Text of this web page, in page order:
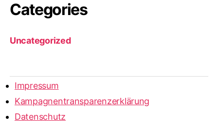
Categories
Uncategorized
Impressum
Kampagnentransparenzerklärung
Datenschutz